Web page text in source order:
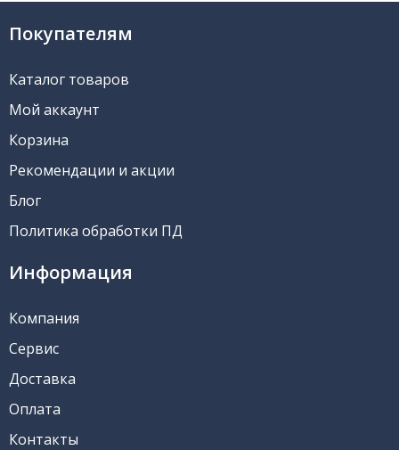
Покупателям
Каталог товаров
Мой аккаунт
Корзина
Рекомендации и акции
Блог
Политика обработки ПД
Информация
Компания
Сервис
Доставка
Оплата
Контакты